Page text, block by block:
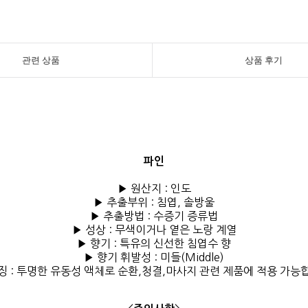
관련 상품 상품 후기
파인
▶ 원산지 : 인도
▶ 추출부위 : 침엽, 솔방울
▶ 추출방법 : 수증기 증류법
▶ 성상 : 무색이거나 옅은 노랑 계열
▶ 향기 : 특유의 신선한 침엽수 향
▶ 향기 휘발성 : 미들(Middle)
: 투명한 유동성 액체로 순환,청결,마사지 관련 제품에 적용 가능